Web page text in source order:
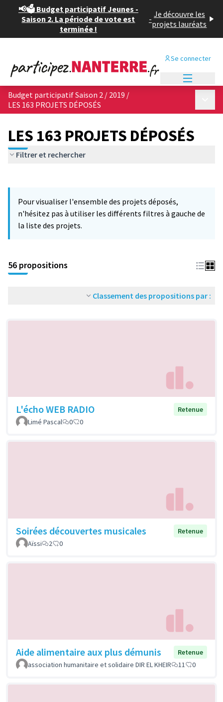
📢🗳️ Budget participatif Jeunes -
Saison 2. La période de vote est
terminée !
- Je découvre les
projets lauréats
Se connecter
Budget participatif Saison 2 / 2019 /
LES 163 PROJETS DÉPOSÉS
LES 163 PROJETS DÉPOSÉS
Filtrer et rechercher
−
Pour visualiser l'ensemble des projets déposés,
n'hésitez pas à utiliser les différents filtres à gauche de
la liste des projets.
56 propositions
Classement des propositions par :
L'écho WEB RADIO
Retenue
Limé Pascal
0 0
Soirées découvertes musicales
Retenue
Aïssi
2 0
Aide alimentaire aux plus démunis
Retenue
association humanitaire et solidaire DIR EL KHEIR
11 0